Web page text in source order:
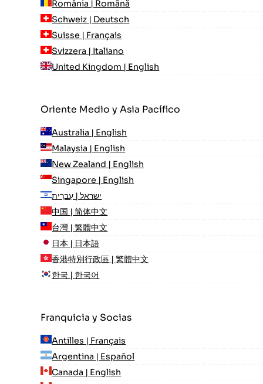
România | Română
Schweiz | Deutsch
Suisse | Français
Svizzera | Italiano
United Kingdom | English
Oriente Medio y Asia Pacífico
Australia | English
Malaysia | English
New Zealand | English
Singapore | English
ישראל | עִברִית
中国 | 简体中文
台灣 | 繁體中文
日本 | 日本語
香港特別行政區 | 繁體中文
한국 | 한국어
Franquicia y Socias
Antilles | Français
Argentina | Español
Canada | English